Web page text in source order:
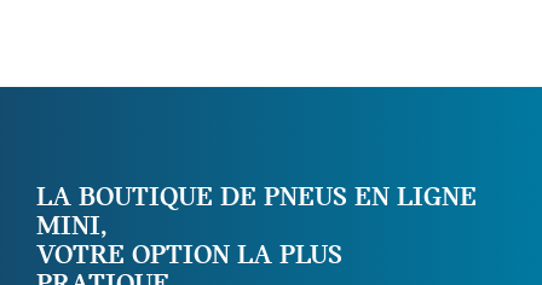
LA BOUTIQUE DE PNEUS EN LIGNE
MINI,
VOTRE OPTION LA PLUS